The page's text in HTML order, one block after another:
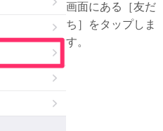
画面にある［友だ
ち］をタップしま
す。